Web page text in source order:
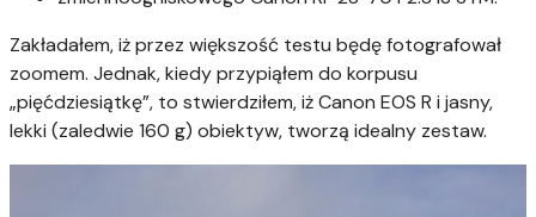
Zakładałem, iż przez większość testu będę fotografował
zoomem. Jednak, kiedy przypiąłem do korpusu
„pięćdziesiątkę”, to stwierdziłem, iż Canon EOS R i jasny,
lekki (zaledwie 160 g) obiektyw, tworzą idealny zestaw.